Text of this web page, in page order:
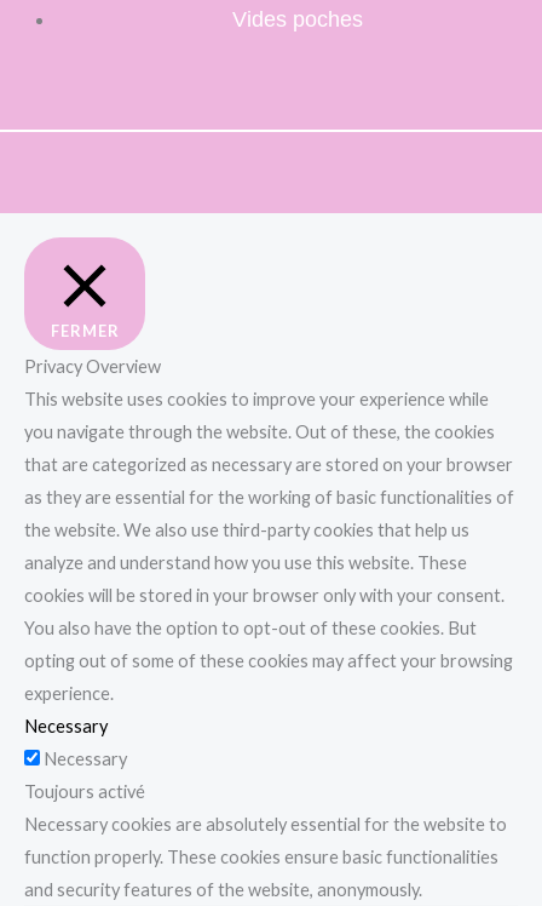
Vides poches
FERMER
Privacy Overview
This website uses cookies to improve your experience while
you navigate through the website. Out of these, the cookies
that are categorized as necessary are stored on your browser
as they are essential for the working of basic functionalities of
the website. We also use third-party cookies that help us
analyze and understand how you use this website. These
cookies will be stored in your browser only with your consent.
You also have the option to opt-out of these cookies. But
opting out of some of these cookies may affect your browsing
experience.
Necessary
Necessary
Toujours activé
Necessary cookies are absolutely essential for the website to
function properly. These cookies ensure basic functionalities
and security features of the website, anonymously.